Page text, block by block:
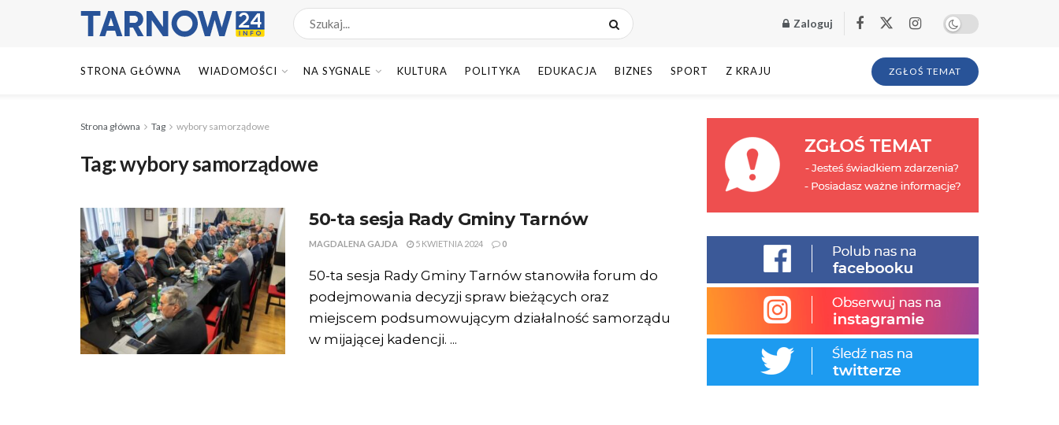
Zaloguj
STRONA GŁÓWNA WIADOMOŚCI NA SYGNALE KULTURA POLITYKA EDUKACJA BIZNES SPORT Z KRAJU ZGŁOŚ TEMAT
Strona główna Tag wybory samorządowe
Tag:wybory samorządowe
50-ta sesja Rady Gminy Tarnów
MAGDALENA GAJDA 5 KWIETNIA 2024 0
50-ta sesja Rady Gminy Tarnów stanowiła forum do
podejmowania decyzji spraw bieżących oraz
miejscem podsumowującym działalność samorządu
w mijającej kadencji. ...